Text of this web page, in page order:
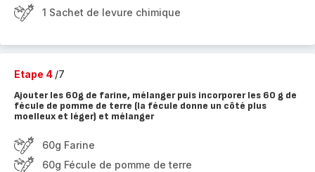
1 Sachet de levure chimique
Etape 4 /7
Ajouter les 60g de farine, mélanger puis incorporer les 60 g de
fécule de pomme de terre (la fécule donne un côté plus
moelleux et léger) et mélanger
60g Farine
60g Fécule de pomme de terre